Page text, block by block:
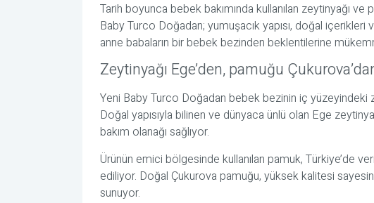
Tarih boyunca bebek bakımında kullanılan zeytinyağı
Baby Turco Doğadan; yumuşacık yapısı, doğal
anne babaların bir bebek bezinden beklentilerine
Zeytinyağı Ege’den, pamuğu
Yeni Baby Turco Doğadan bebek bezinin iç yüzeyindeki
Doğal yapısıyla bilinen ve dünyaca ünlü olan Ege
bakım olanağı sağlıyor.
Ürünün emici bölgesinde kullanılan pamuk, Türkiye’de
ediliyor. Doğal Çukurova pamuğu, yüksek kalitesi
sunuyor.